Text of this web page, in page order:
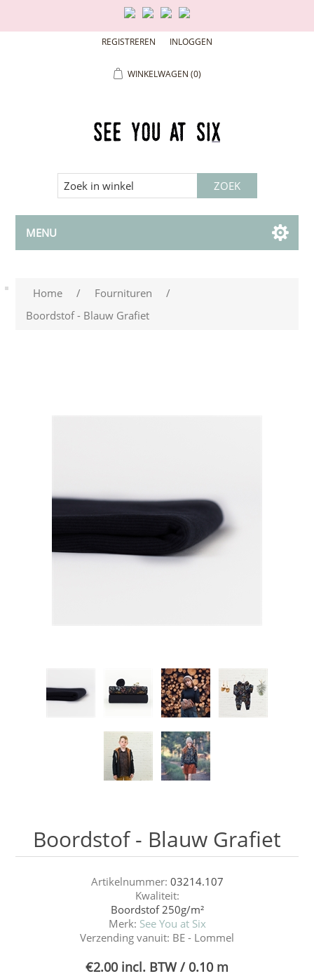
REGISTREREN INLOGGEN
WINKELWAGEN (0)
MENU
Home / Fournituren
/
Boordstof - Blauw Grafiet
Boordstof - Blauw Grafiet
Artikelnummer: 03214.107
Kwaliteit:
Boordstof 250g/m²
Merk: See You at Six
Verzending vanuit: BE - Lommel
€2.00 incl. BTW / 0.10 m